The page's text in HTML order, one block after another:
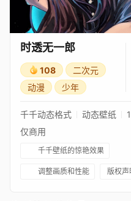
时透无一郎
108
二次元
动漫
少年
千千动态格式 动态壁纸
仅商用
千千壁纸的惊艳效果
调整画质和性能 版权声